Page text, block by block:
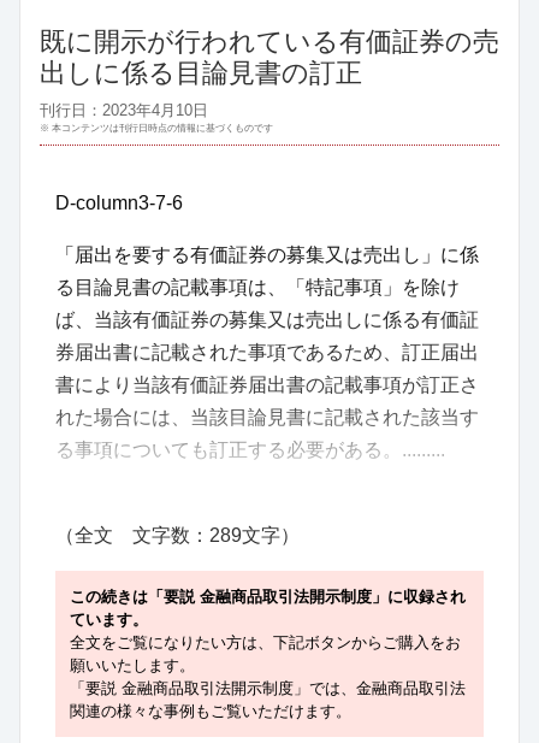
既に開示が行われている有価証券の売
出しに係る目論見書の訂正
刊行日：2023年4月10日
※ 本コンテンツは刊行日時点の情報に基づくものです
D-column3-7-6
「届出を要する有価証券の募集又は売出し」に係
る目論見書の記載事項は、「特記事項」を除け
ば、当該有価証券の募集又は売出しに係る有価証
券届出書に記載された事項であるため、訂正届出
書により当該有価証券届出書の記載事項が訂正さ
れた場合には、当該目論見書に記載された該当す
る事項についても訂正する必要がある。.........
（全文 文字数：289文字）
この続きは「要説 金融商品取引法開示制度」に収録され
ています。
全文をご覧になりたい方は、下記ボタンからご購入をお
願いいたします。
「要説 金融商品取引法開示制度」では、金融商品取引法
関連の様々な事例もご覧いただけます。